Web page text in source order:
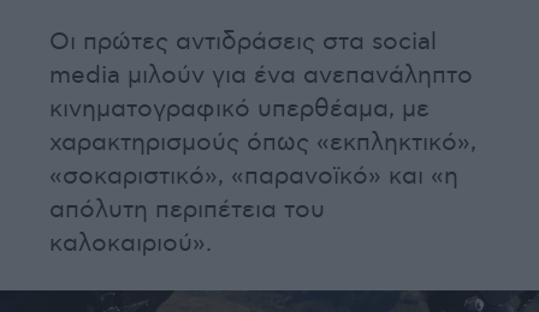
Οι πρώτες αντιδράσεις στα social
media μιλούν για ένα ανεπανάληπτο
κινηματογραφικό υπερθέαμα, με
χαρακτηρισμούς όπως «εκπληκτικό»,
«σοκαριστικό», «παρανοϊκό» και «η
απόλυτη περιπέτεια του
καλοκαιριού».